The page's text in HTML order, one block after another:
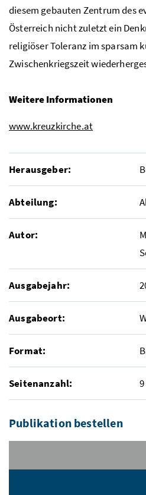
diesem gebauten Zentrum des
Österreich nicht zuletzt ein
religiöser Toleranz im sparsam
Zwischenkriegszeit
Weitere Informationen
www.kreuzkirche.at
Herausgeber:
Abteilung:
Autor:
Ausgabejahr:
Ausgabeort:
Format:
Seitenanzahl: 9
Publikation bestellen